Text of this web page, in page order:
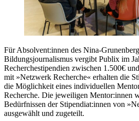
Für Absolvent:innen des Nina-
Bildungsjournalismus vergibt Publix im
Recherchestipendien zwischen 1.500€
mit »Netzwerk Recherche« erhalten die
die Möglichkeit eines individuellen
Recherche. Die jeweiligen Mentor:innen
Bedürfnissen der Stipendiat:innen von
ausgewählt und zugeteilt.